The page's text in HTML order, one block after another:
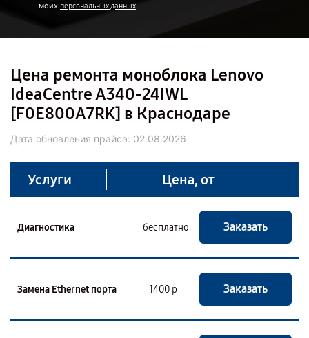
моих персональных данных.
Цена ремонта моноблока Lenovo
IdeaCentre A340-24IWL
[F0E800A7RK] в Краснодаре
Дата обновления прайса: 02.08.2026
Услуги Цена, от
Диагностика бесплатно Заказать
Замена Ethernet порта 1400 р Заказать